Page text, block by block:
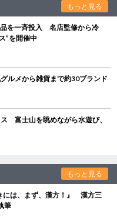
もっと見る
を一斉投入 名店監修から冷
”を開催中
ルメから雑貨まで約30ブランド
富士山を眺めながら水遊び、
もっと見る
には、まず、漢方！』 漢方三
筆